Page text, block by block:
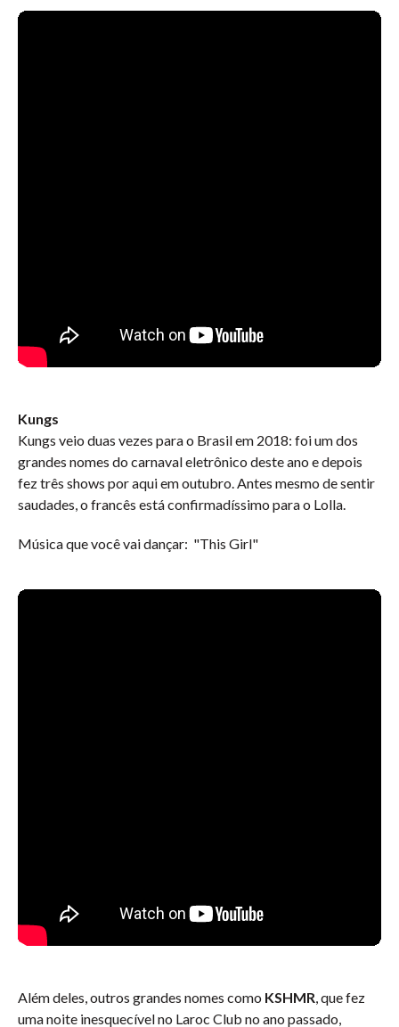
Kungs
Kungs veio duas vezes para o Brasil em 2018: foi um dos
grandes nomes do carnaval eletrônico deste ano e depois
fez três shows por aqui em outubro. Antes mesmo de sentir
saudades, o francês está confirmadíssimo para o Lolla.
Música que você vai dançar: "This Girl"
Além deles, outros grandes nomes como KSHMR, que fez
uma noite inesquecível no Laroc Club no ano passado,